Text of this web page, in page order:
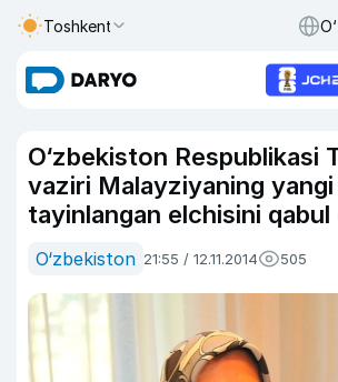
Toshkent
O‘zbekiston Respublikasi
vaziri Malayziyaning yangi
tayinlangan elchisini qabul
O‘zbekiston 21:55 / 12.11.2014 505